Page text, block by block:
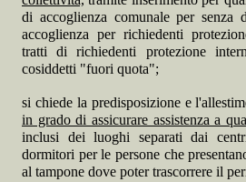
di accoglienza comunale per senza
accoglienza per richiedenti
tratti di richiedenti protezione
cosiddetti "fuori quota";
si chiede la predisposizione e
in grado di assicurare assistenza a
inclusi dei luoghi separati dai
dormitori per le persone che
al tampone dove poter trascorrere il